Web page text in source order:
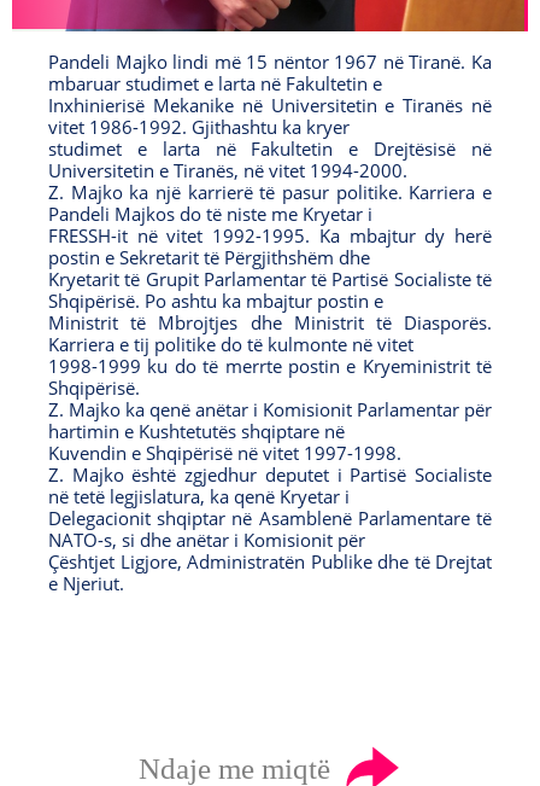
o
o
k
O
p
e
n
s
i
n
a
n
e
w
w
i
n
t
e
r
O
p
e
n
s
i
n
a
n
e
w
w
i
n
t
g
r
a
m
O
p
e
n
s
i
n
a
n
e
w
w
T
e
O
p
e
n
s
n
a
n
w
i
n
Pandeli Majko lindi më 15 nëntor 1967 në Tiranë. Ka
mbaruar studimet e larta në Fakultetin e
Inxhinierisë Mekanike në Universitetin e Tiranës në
vitet 1986-1992. Gjithashtu ka kryer
studimet e larta në Fakultetin e Drejtësisë në
Universitetin e Tiranës, në vitet 1994-2000.
Z. Majko ka një karrierë të pasur politike. Karriera e
Pandeli Majkos do të niste me Kryetar i
FRESSH-it në vitet 1992-1995. Ka mbajtur dy herë
postin e Sekretarit të Përgjithshëm dhe
Kryetarit të Grupit Parlamentar të Partisë Socialiste të
Shqipërisë. Po ashtu ka mbajtur postin e
Ministrit të Mbrojtjes dhe Ministrit të Diasporës.
Karriera e tij politike do të kulmonte në vitet
1998-1999 ku do të merrte postin e Kryeministrit të
Shqipërisë.
Z. Majko ka qenë anëtar i Komisionit Parlamentar për
hartimin e Kushtetutës shqiptare në
Kuvendin e Shqipërisë në vitet 1997-1998.
Z. Majko është zgjedhur deputet i Partisë Socialiste
në tetë legjislatura, ka qenë Kryetar i
Delegacionit shqiptar në Asamblenë Parlamentare të
NATO-s, si dhe anëtar i Komisionit për
Çështjet Ligjore, Administratën Publike dhe të Drejtat
e Njeriut.
Ndaje me miqtë